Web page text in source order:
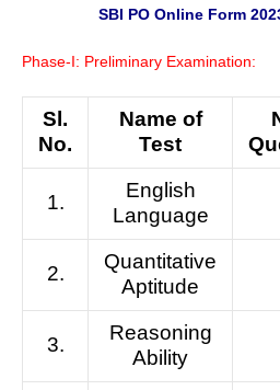
SBI PO Online Form
Phase-I: Preliminary Examination:
Sl.
No.
Name of
Test
1.
English
Language
2.
Quantitative
Aptitude
3.
Reasoning
Ability